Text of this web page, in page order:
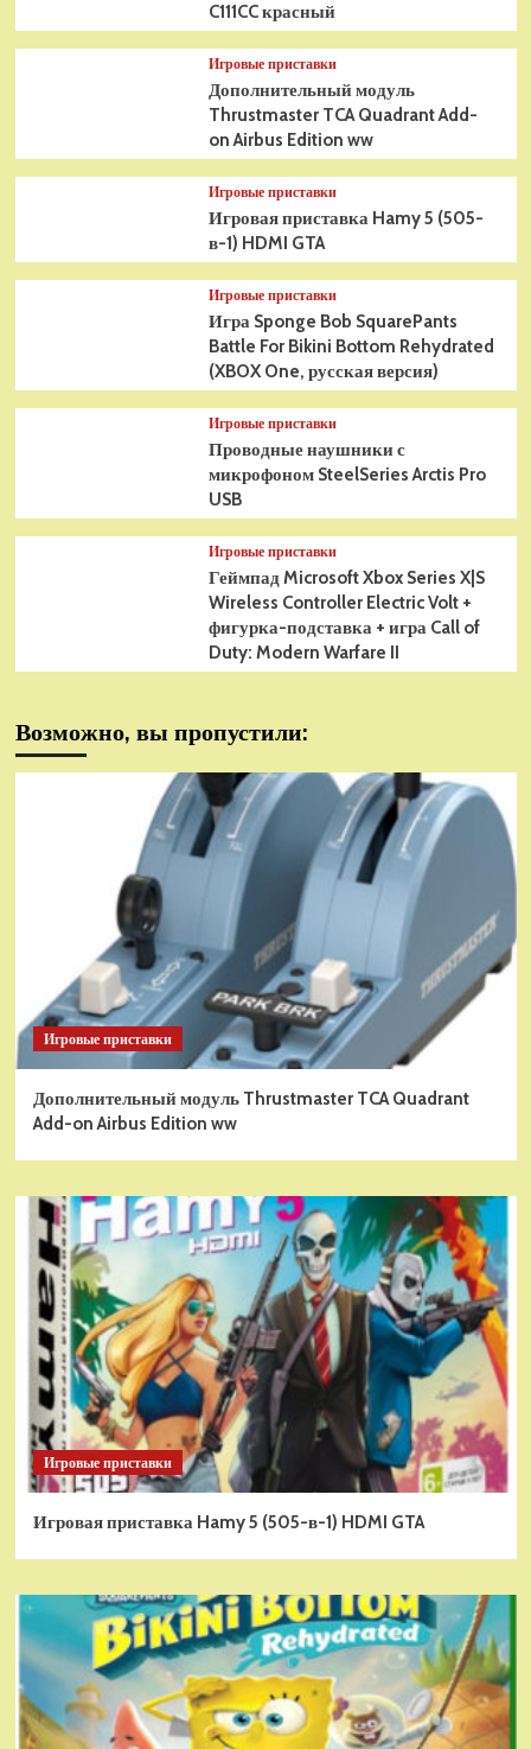
C111CC красный
Игровые приставки
Дополнительный модуль
Thrustmaster TCA Quadrant Add-
on Airbus Edition ww
Игровые приставки
Игровая приставка Hamy 5 (505-
в-1) HDMI GTA
Игровые приставки
Игра Sponge Bob SquarePants
Battle For Bikini Bottom Rehydrated
(XBOX One, русская версия)
Игровые приставки
Проводные наушники с
микрофоном SteelSeries Arctis Pro
USB
Игровые приставки
Геймпад Microsoft Xbox Series X|S
Wireless Controller Electric Volt +
фигурка-подставка + игра Call of
Duty: Modern Warfare II
Возможно, вы пропустили:
Игровые приставки
Дополнительный модуль Thrustmaster TCA Quadrant
Add-on Airbus Edition ww
Игровые приставки
Игровая приставка Hamy 5 (505-в-1) HDMI GTA